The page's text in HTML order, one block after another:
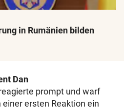
in Rumänien bilden
Dan
prompt und warf
ersten Reaktion ein